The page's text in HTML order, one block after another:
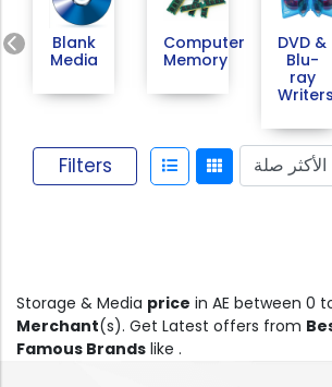
Previous
Blank
Media
Computer
Memory
DVD &
Blu-
ray
Writers
Filters
Storage & Media price in AE between 0
Merchant(s). Get Latest offers from
Famous Brands like .